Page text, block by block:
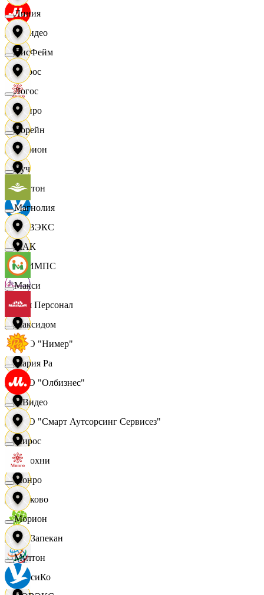
МВидео
Мирос
Монро
Морион
Мултон
НОВЭКС
ОЛИМПС
Ваш Персонал
ООО "Нимер"
ООО "Олбизнес"
ООО "Смарт Аутсорсинг Сервисез"
Отдохни
Очаково
ПанЗапекан
ПепсиКо
Линия
ЛисФейм
Логос
Лорейн
Луч
Магнолия
МАК
Макси
Максидом
Мария Ра
МВидео
Мирос
Монро
Морион
Мултон